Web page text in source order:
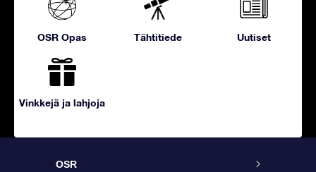
OSR Opas Tähtitiede Uutiset
Vinkkejä ja lahjoja
OSR